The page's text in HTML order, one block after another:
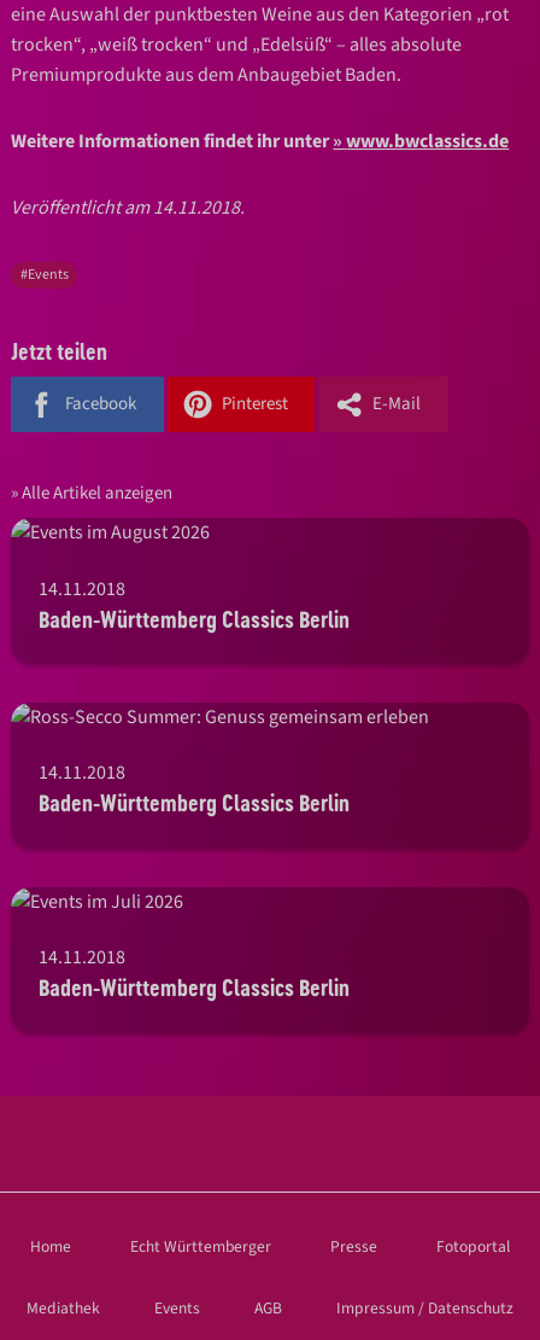
eine Auswahl der punktbesten Weine aus den Kategorien „rot
trocken“, „weiß trocken“ und „Edelsüß“ – alles absolute
Premiumprodukte aus dem Anbaugebiet Baden.
Weitere Informationen findet ihr unter www.bwclassics.de
Veröffentlicht am 14.11.2018.
#Events
Jetzt teilen
Facebook Pinterest E-Mail
Alle Artikel anzeigen
14.11.2018
Baden-Württemberg Classics Berlin
14.11.2018
Baden-Württemberg Classics Berlin
14.11.2018
Baden-Württemberg Classics Berlin
Home Echt Württemberger Presse Fotoportal
Mediathek Events AGB Impressum / Datenschutz